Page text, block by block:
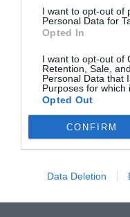
I want to opt-out of
Personal Data for
Opted In
I want to opt-out of
Retention, Sale,
Personal Data that
Purposes for which
Opted Out
CONFIRM
Data Deletion